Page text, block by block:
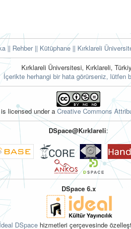
|| Rehber|| Kütüphane || Kırklareli
Kırklareli Üniversitesi, Kırklareli,
İçerikte herhangi bir hata görürseniz, lütfen
is licensed under a Creative Commons
DSpace@Kırklareli:
DSpace 6.x
İdeal DSpace hizmetleri çerçevesinde